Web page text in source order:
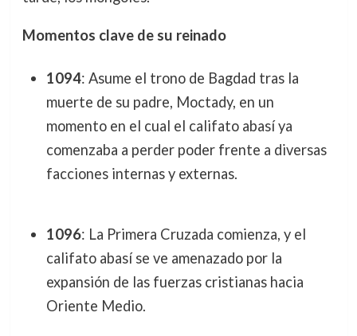
Momentos clave de su reinado
1094: Asume el trono de Bagdad tras la
muerte de su padre, Moctady, en un
momento en el cual el califato abasí ya
comenzaba a perder poder frente a diversas
facciones internas y externas.
1096: La Primera Cruzada comienza, y el
califato abasí se ve amenazado por la
expansión de las fuerzas cristianas hacia
Oriente Medio.